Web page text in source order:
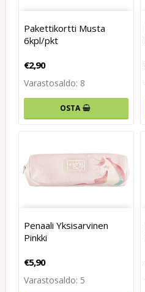
Pakettikortti Musta
6kpl/pkt
€2,90
Varastosaldo: 8
OSTA
Penaali Yksisarvinen
Pinkki
€5,90
Varastosaldo: 5